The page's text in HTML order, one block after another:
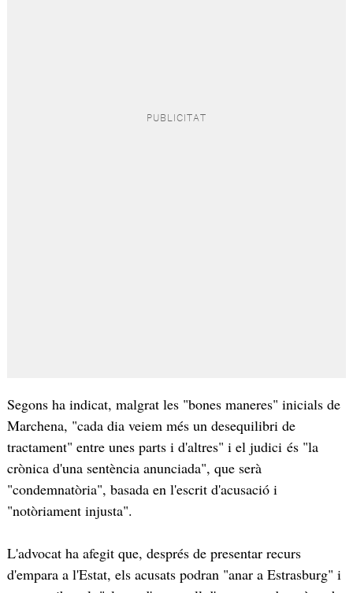
Segons ha indicat, malgrat les "bones maneres" inicials de
Marchena, "cada dia veiem més un desequilibri de
tractament" entre unes parts i d'altres" i el judici és "la
crònica d'una sentència anunciada", que serà
"condemnatòria", basada en l'escrit d'acusació i
"notòriament injusta".
L'advocat ha afegit que, després de presentar recurs
d'empara a l'Estat, els acusats podran "anar a Estrasburg" i